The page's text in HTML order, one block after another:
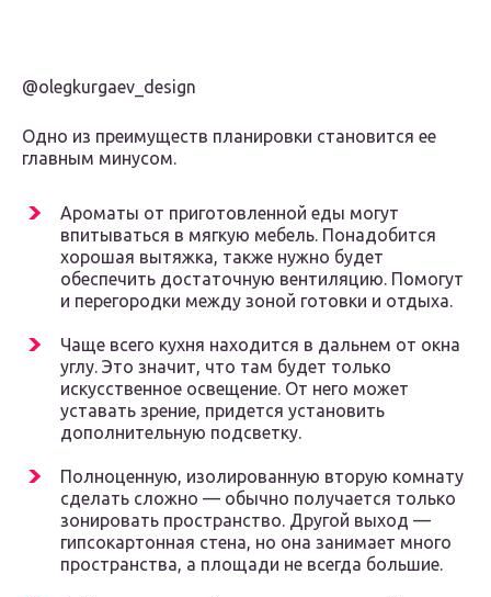
@olegkurgaev_design
Одно из преимуществ планировки становится ее
главным минусом.
Ароматы от приготовленной еды могут
впитываться в мягкую мебель. Понадобится
хорошая вытяжка, также нужно будет
обеспечить достаточную вентиляцию. Помогут
и перегородки между зоной готовки и отдыха.
Чаще всего кухня находится в дальнем от окна
углу. Это значит, что там будет только
искусственное освещение. От него может
уставать зрение, придется установить
дополнительную подсветку.
Полноценную, изолированную вторую комнату
сделать сложно — обычно получается только
зонировать пространство. Другой выход —
гипсокартонная стена, но она занимает много
пространства, а площади не всегда большие.